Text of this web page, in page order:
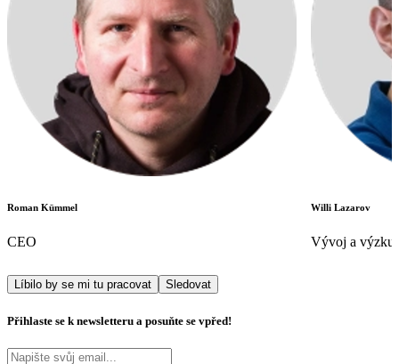
Roman Kümmel
CEO
Willi Lazarov
Vývoj a
Líbilo by se mi tu pracovat Sledovat
Přihlaste se k newsletteru a posuňte se vpřed!